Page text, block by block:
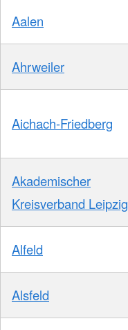
Aalen
Ahrweiler
Aichach-Friedberg
Akademischer
Kreisverband Leipzig
Alfeld
Alsfeld